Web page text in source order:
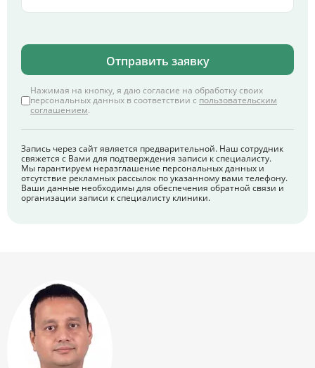
Отправить заявку
Нажимая на кнопку, я даю согласие на обработку своих
персональных данных в соответствии с пользовательским
соглашением.
Запись через сайт является предварительной. Наш сотрудник
свяжется с Вами для подтверждения записи к специалисту.
Мы гарантируем неразглашение персональных данных и
отсутствие рекламных рассылок по указанному вами телефону.
Ваши данные необходимы для обеспечения обратной связи и
организации записи к специалисту клиники.